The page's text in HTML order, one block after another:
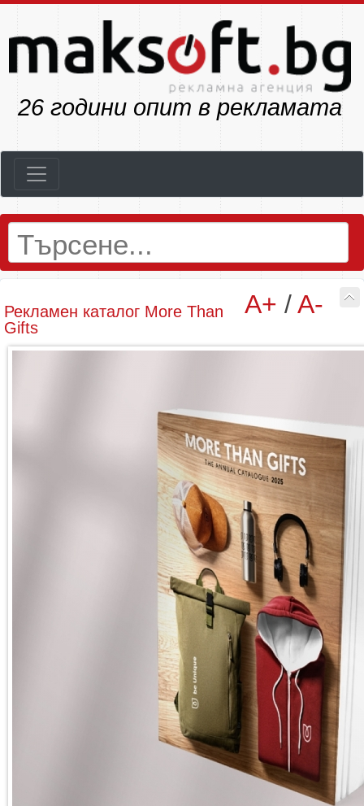
33 години опит в рекламата
A+ /A-
Рекламен каталог More Than
Gifts